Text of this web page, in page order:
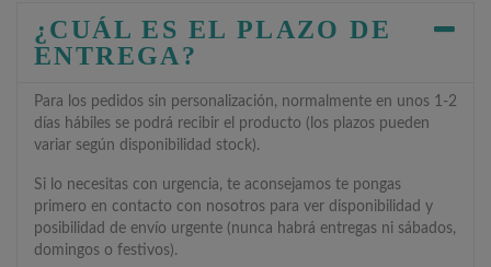
¿CUÁL ES EL PLAZO DE
ENTREGA?
Para los pedidos sin personalización, normalmente en unos 1-2
días hábiles se podrá recibir el producto (los plazos pueden
variar según disponibilidad stock).
Si lo necesitas con urgencia, te aconsejamos te pongas
primero en contacto con nosotros para ver disponibilidad y
posibilidad de envío urgente (nunca habrá entregas ni sábados,
domingos o festivos).